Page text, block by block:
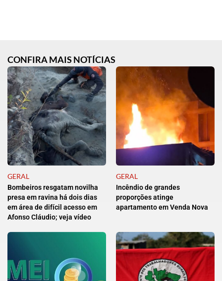
CONFIRA MAIS NOTÍCIAS
GERAL
Bombeiros resgatam novilha
presa em ravina há dois dias
em área de difícil acesso em
Afonso Cláudio; veja vídeo
GERAL
Incêndio de grandes
proporções atinge
apartamento em Venda Nova